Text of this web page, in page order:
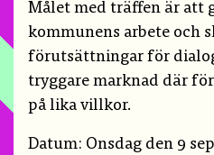
Målet med träffen är att
kommunens arbete och
förutsättningar för
tryggare marknad där
på lika villkor.
Datum: Onsdag den 9